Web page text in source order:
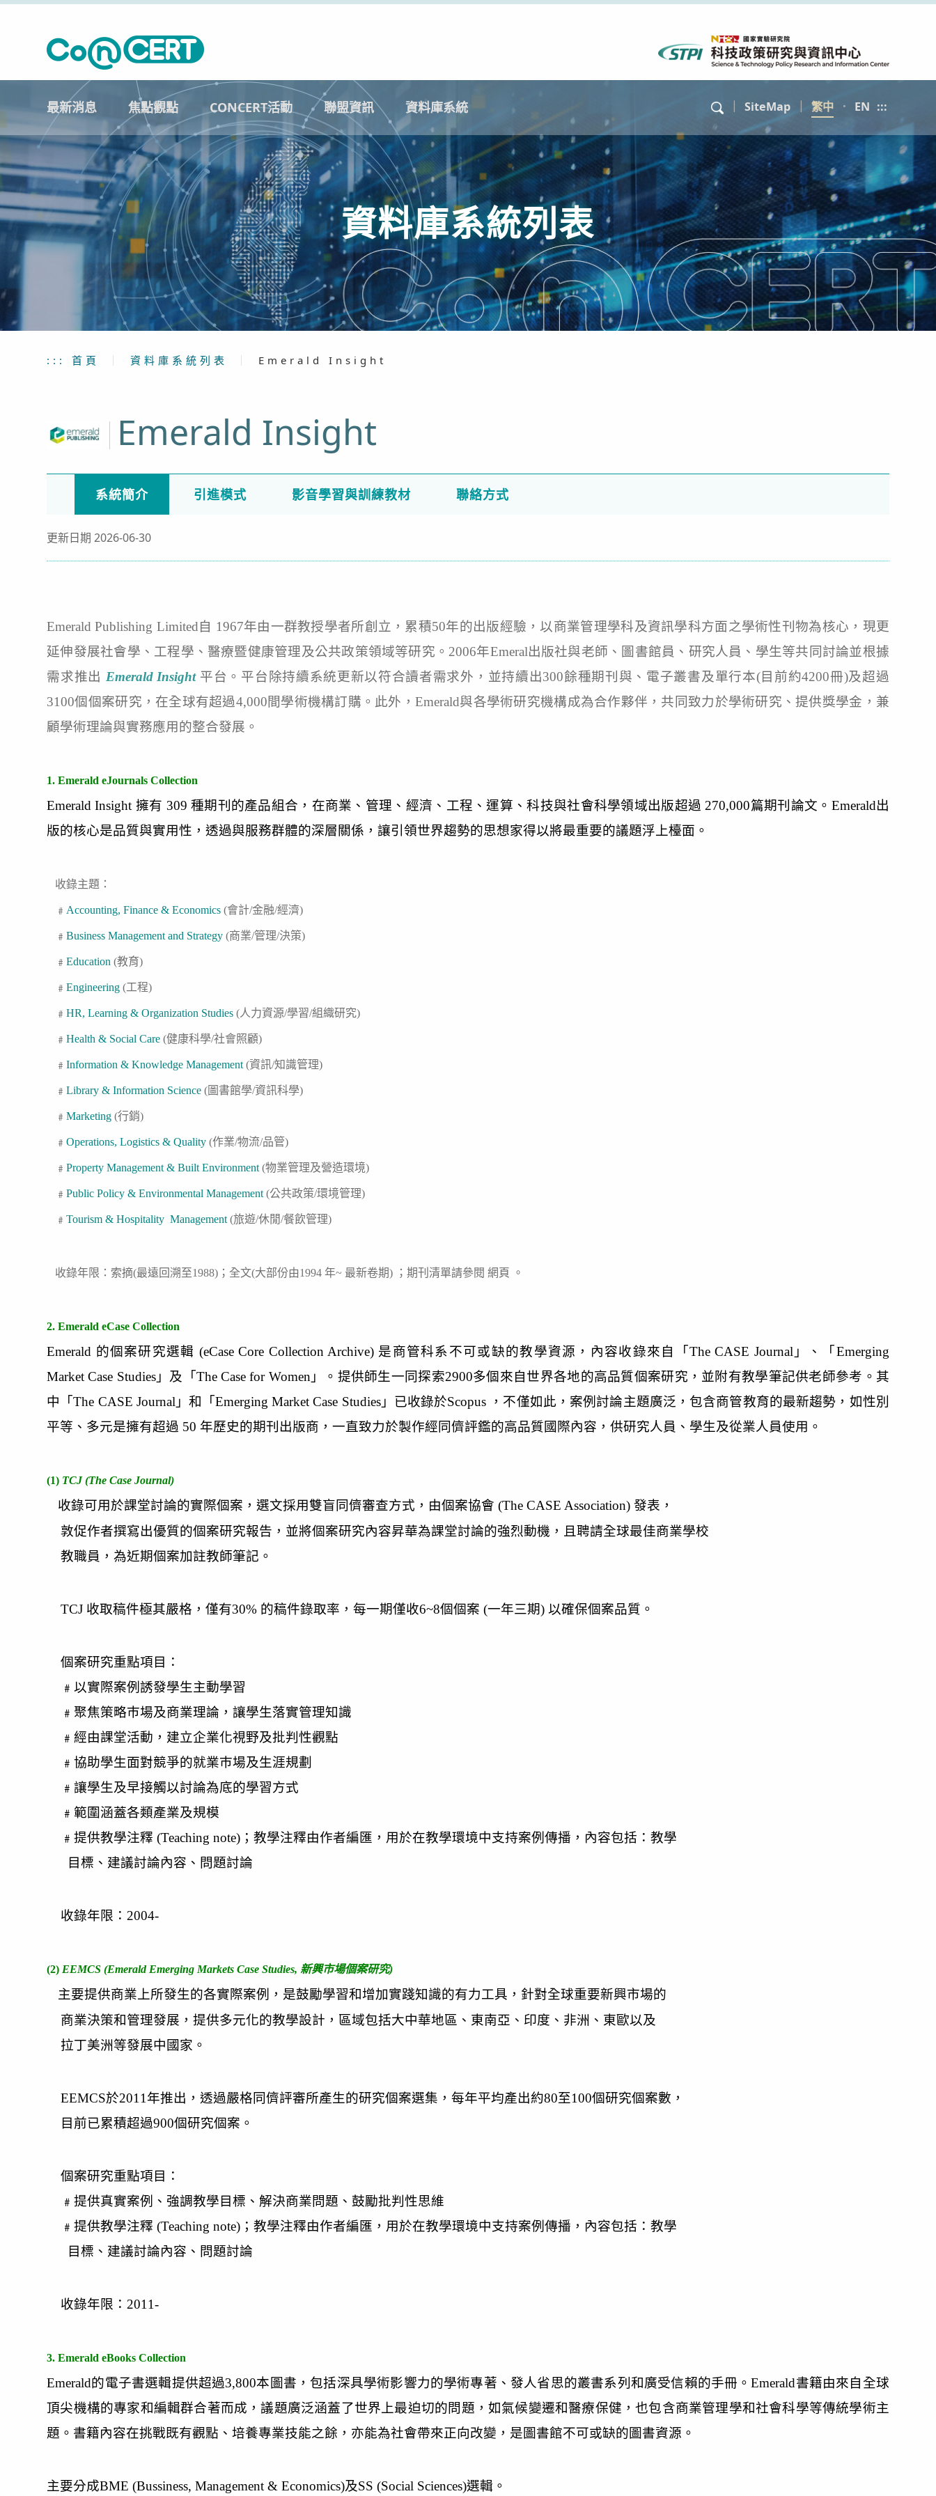
最新消息 焦點觀點 CONCERT活動 聯盟資訊 資料庫系統 SiteMap 繁中 ． EN :::
資料庫系統列表
:::首頁 資料庫系統列表 Emerald Insight
Emerald Insight
系統簡介 引進模式 影音學習與訓練教材 聯絡方式
更新日期 2026-06-30
Emerald Publishing Limited自 1967年由一群教授學者所創立，累積50年的出版經驗，以商業管理學科及資訊學科方面之學術性刊物為核心，現更
延伸發展社會學、工程學、醫療暨健康管理及公共政策領域等研究。2006年Emeral出版社與老師、圖書館員、研究人員、學生等共同討論並根據
需求推出 Emerald Insight 平台。平台除持續系統更新以符合讀者需求外，並持續出300餘種期刊與、電子叢書及單行本(目前約4200冊)及超過
3100個個案研究，在全球有超過4,000間學術機構訂購。此外，Emerald與各學術研究機構成為合作夥伴，共同致力於學術研究、提供獎學金，兼
顧學術理論與實務應用的整合發展。
1. Emerald eJournals Collection
Emerald Insight 擁有 309 種期刊的產品組合，在商業、管理、經濟、工程、運算、科技與社會科學領域出版超過 270,000篇期刊論文。Emerald出
版的核心是品質與實用性，透過與服務群體的深層關係，讓引領世界趨勢的思想家得以將最重要的議題浮上檯面。
收錄主題：
﹟ Accounting, Finance & Economics (會計/金融/經濟)
﹟Business Management and Strategy (商業/管理/決策)
﹟Education (教育)
﹟Engineering (工程)
﹟HR, Learning & Organization Studies (人力資源/學習/組織研究)
﹟Health & Social Care (健康科學/社會照顧)
﹟Information & Knowledge Management (資訊/知識管理)
﹟Library & Information Science (圖書館學/資訊科學)
﹟Marketing (行銷)
﹟Operations, Logistics & Quality (作業/物流/品管)
﹟Property Management & Built Environment (物業管理及營造環境)
﹟Public Policy & Environmental Management (公共政策/環境管理)
﹟Tourism & Hospitality Management (旅遊/休閒/餐飲管理)
收錄年限：索摘(最遠回溯至1988)；全文(大部份由1994 年~ 最新卷期) ；期刊清單請參閱網頁 。
2. Emerald eCase Collection
Emerald 的個案研究選輯 (eCase Core Collection Archive) 是商管科系不可或缺的教學資源，內容收錄來自「The CASE Journal」、「Emerging
Market Case Studies」及「The Case for Women」。提供師生一同探索2900多個來自世界各地的高品質個案研究，並附有教學筆記供老師參考。其
中「The CASE Journal」和「Emerging Market Case Studies」已收錄於Scopus ，不僅如此，案例討論主題廣泛，包含商管教育的最新趨勢，如性別
平等、多元是擁有超過 50 年歷史的期刊出版商，一直致力於製作經同儕評鑑的高品質國際內容，供研究人員、學生及從業人員使用。
(1) TCJ (The Case Journal)
收錄可用於課堂討論的實際個案，選文採用雙盲同儕審查方式，由個案協會 (The CASE Association) 發表，
敦促作者撰寫出優質的個案研究報告，並將個案研究內容昇華為課堂討論的強烈動機，且聘請全球最佳商業學校
教職員，為近期個案加註教師筆記。
TCJ 收取稿件極其嚴格，僅有30% 的稿件錄取率，每一期僅收6~8個個案 (一年三期) 以確保個案品質。
個案研究重點項目：
﹟以實際案例誘發學生主動學習
﹟聚焦策略巿場及商業理論，讓學生落實管理知識
﹟經由課堂活動，建立企業化視野及批判性觀點
﹟協助學生面對競爭的就業巿場及生涯規劃
﹟讓學生及早接觸以討論為底的學習方式
﹟範圍涵蓋各類產業及規模
﹟提供教學注釋 (Teaching note)；教學注釋由作者編匯，用於在教學環境中支持案例傳播，內容包括：教學
目標、建議討論內容、問題討論
收錄年限：2004-
(2) EEMCS (Emerald Emerging Markets Case Studies, 新興市場個案研究)
主要提供商業上所發生的各實際案例，是鼓勵學習和增加實踐知識的有力工具，針對全球重要新興市場的
商業決策和管理發展，提供多元化的教學設計，區域包括大中華地區、東南亞、印度、非洲、東歐以及
拉丁美洲等發展中國家。
EEMCS於2011年推出，透過嚴格同儕評審所產生的研究個案選集，每年平均產出約80至100個研究個案數，
目前已累積超過900個研究個案。
個案研究重點項目：
﹟提供真實案例、強調教學目標、解決商業問題、鼓勵批判性思維
﹟提供教學注釋 (Teaching note)；教學注釋由作者編匯，用於在教學環境中支持案例傳播，內容包括：教學
目標、建議討論內容、問題討論
收錄年限：2011-
3. Emerald eBooks Collection
Emerald的電子書選輯提供超過3,800本圖書，包括深具學術影響力的學術專著、發人省思的叢書系列和廣受信賴的手冊。Emerald書籍由來自全球
頂尖機構的專家和編輯群合著而成，議題廣泛涵蓋了世界上最迫切的問題，如氣候變遷和醫療保健，也包含商業管理學和社會科學等傳統學術主
題。書籍內容在挑戰既有觀點、培養專業技能之餘，亦能為社會帶來正向改變，是圖書館不可或缺的圖書資源。
主要分成BME (Bussiness, Management & Economics)及SS (Social Sciences)選輯。